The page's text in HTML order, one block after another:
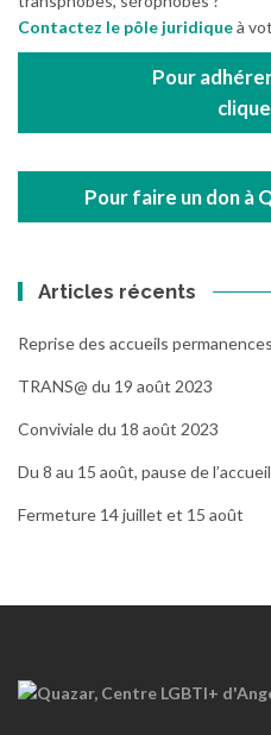
Contactez le pôle juridiqueà
Pour
Pour faire un don à
Articles récents
Reprise des accueils
TRANS@ du 19 août 2023
Conviviale du 18 août 2023
Du 8 au 15 août, pause de
Fermeture 14 juillet et 15 août